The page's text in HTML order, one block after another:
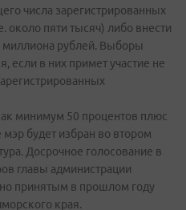
числа зарегистрированных
около пяти тысяч) либо внести
рублей. Выборы
если в них примет участие не
минимум 50 процентов плюс
мэр будет избран во втором
Досрочное голосование в
главы администрации
принятым в прошлом году
края.